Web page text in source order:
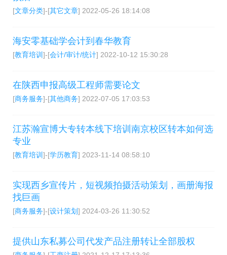
[文章分类]-[其它文章] 2022-05-26 18:14:08
海安零基础学会计到春华教育
[教育培训 ]-[会计/审计/统计] 2022-10-12 15:30:28
在陕西申报高级工程师需要论文
[商务服务]-[其他商务] 2022-07-05 17:03:53
江苏瀚宣博大专转本线下培训南京校区转本如何选
专业
[教育培训 ]-[学历教育] 2023-11-14 08:58:10
实现西乡宣传片，短视频拍摄活动策划，画册海报
找巨画
[商务服务]-[设计策划] 2024-03-26 11:30:52
提供山东私募公司代发产品注册转让全部股权